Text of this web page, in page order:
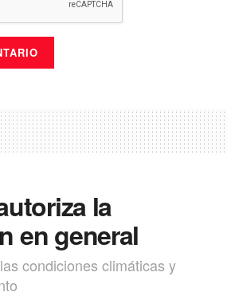
la
en general
condiciones climáticas y